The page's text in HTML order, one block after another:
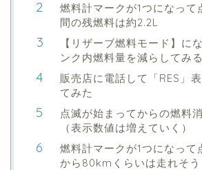
燃料計マークが1つになって
間の残燃料は約2.2L
【リザーブ燃料モード】に
ンク内燃料量を減らしてみる
販売店に電話して「RES」
てみた
点滅が始まってからの燃料
（表示数値は増えていく）
燃料計マークが1つになって
から80kmくらいは走れそう